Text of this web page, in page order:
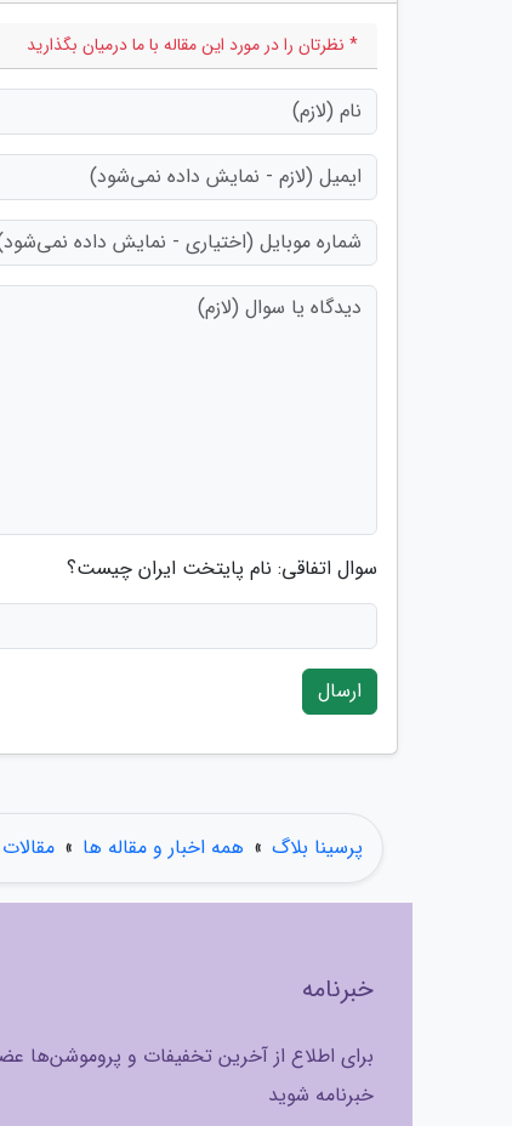
* نظرتان را در مورد این مقاله با ما درمیان بگذارید
سوال اتفاقی: نام پایتخت ایران چیست؟
ارسال
پرسینا بلاگ » همه اخبار و مقاله ها »
خبرنامه
برای اطلاع از آخرین تخفیفات و پروموشن‌ها
خبرنامه شوید